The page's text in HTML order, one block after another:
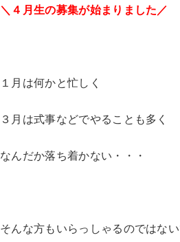
＼４月生の募集が始まりました／
１月は何かと忙しく
３月は式事などでやることも多く
なんだか落ち着かない・・・
そんな方もいらっしゃるのではない